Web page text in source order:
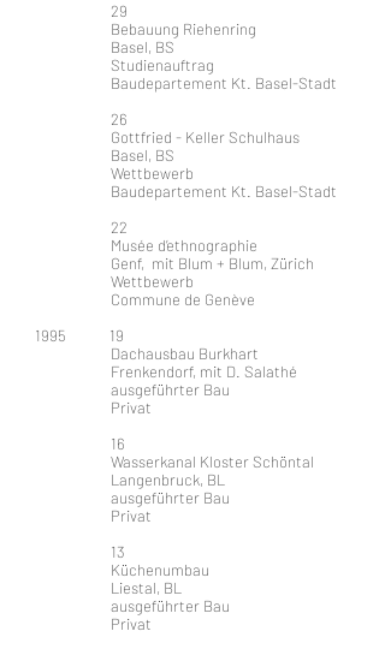
29
Bebauung Riehenring
Basel, BS
Studienauftrag
Baudepartement Kt. Basel-Stadt
26
Gottfried - Keller Schulhaus
Basel, BS
Wettbewerb
Baudepartement Kt. Basel-Stadt
22
Musée d’ethnographie
Genf, mit Blum + Blum, Zürich
Wettbewerb
Commune de Genève
1995 19
Dachausbau Burkhart
Frenkendorf, mit D. Salathé
ausgeführter Bau
Privat
16
Wasserkanal Kloster Schöntal
Langenbruck, BL
ausgeführter Bau
Privat
13
Küchenumbau
Liestal, BL
ausgeführter Bau
Privat